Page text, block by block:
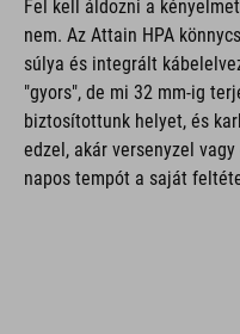
Fel kell áldozni a
nem. Az Attain HPA
súlya és integrált
"gyors", de mi 32 mm-ig
biztosítottunk helyet, és
edzel, akár versenyzel
napos tempót a saját